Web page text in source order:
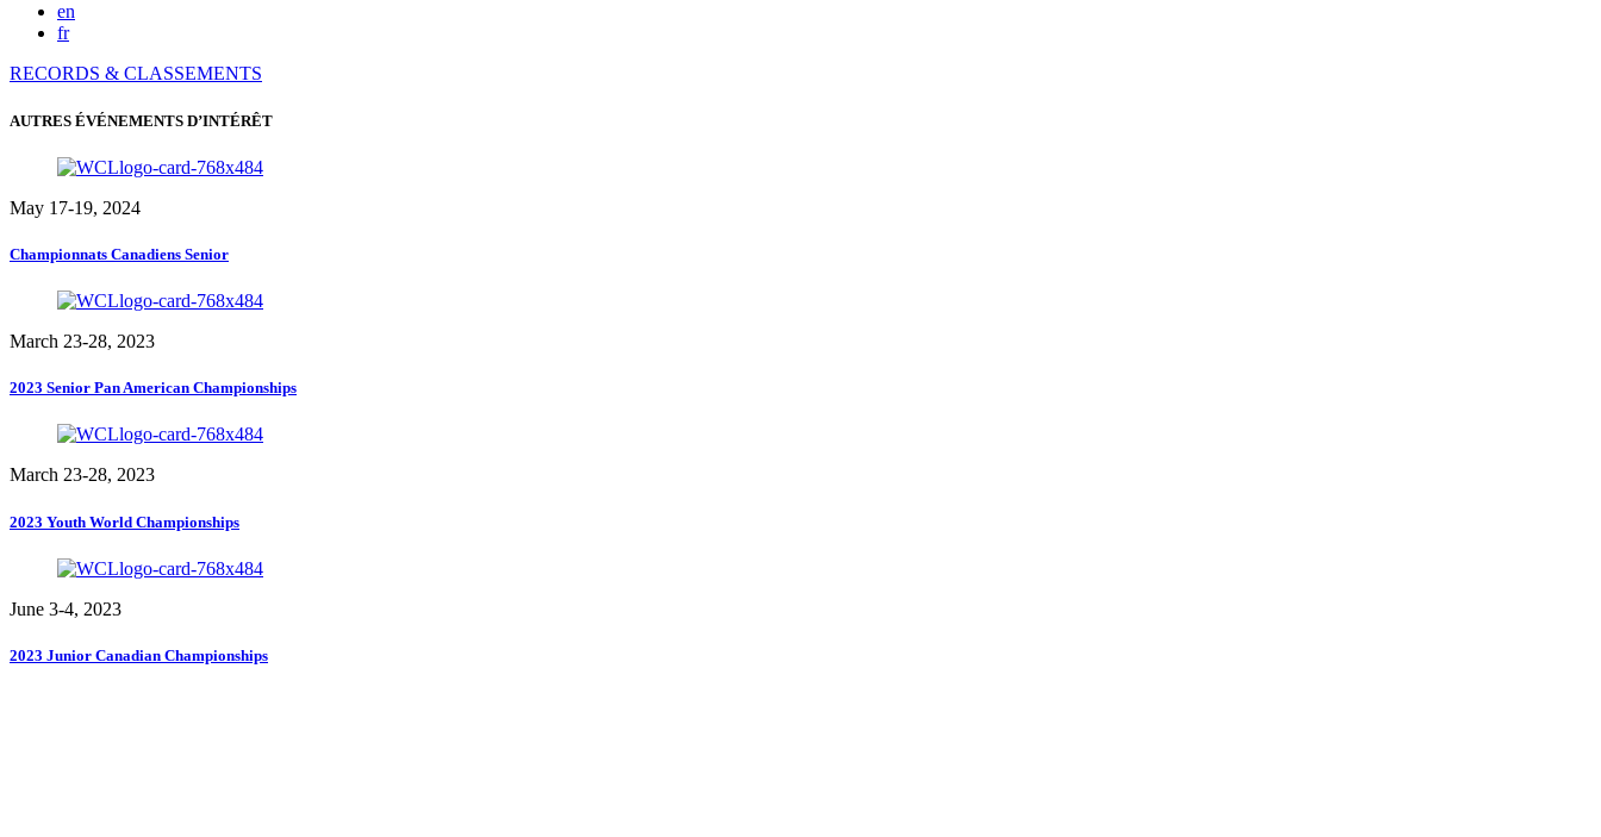
en
fr
RECORDS & CLASSEMENTS
AUTRES ÉVÉNEMENTS D’INTÉRÊT
May 17-19, 2024
Championnats Canadiens Senior
March 23-28, 2023
2023 Senior Pan American Championships
March 23-28, 2023
2023 Youth World Championships
June 3-4, 2023
2023 Junior Canadian Championships